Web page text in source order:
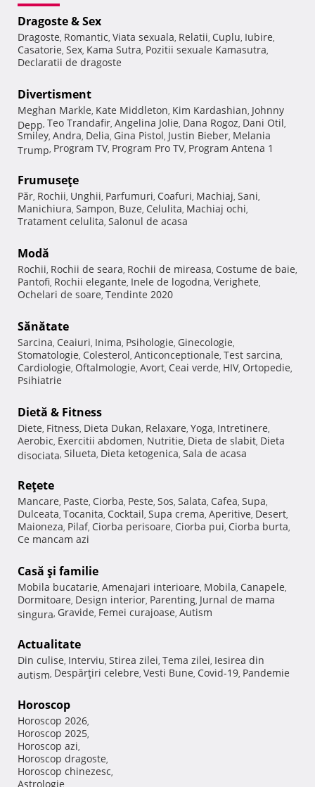
Dragoste & Sex
Dragoste, Romantic, Viata sexuala, Relatii, Cuplu, Iubire,
Casatorie, Sex, Kama Sutra, Pozitii sexuale Kamasutra,
Declaratii de dragoste
Divertisment
Meghan Markle, Kate Middleton, Kim Kardashian, Johnny
Depp, Teo Trandafir, Angelina Jolie, Dana Rogoz, Dani Otil,
Smiley, Andra, Delia, Gina Pistol, Justin Bieber, Melania
Trump, Program TV, Program Pro TV, Program Antena 1
Frumuseţe
Păr, Rochii, Unghii, Parfumuri, Coafuri, Machiaj, Sani,
Manichiura, Sampon, Buze, Celulita, Machiaj ochi,
Tratament celulita, Salonul de acasa
Modă
Rochii, Rochii de seara, Rochii de mireasa, Costume de baie,
Pantofi, Rochii elegante, Inele de logodna, Verighete,
Ochelari de soare, Tendinte 2020
Sănătate
Sarcina, Ceaiuri, Inima, Psihologie, Ginecologie,
Stomatologie, Colesterol, Anticonceptionale, Test sarcina,
Cardiologie, Oftalmologie, Avort, Ceai verde, HIV, Ortopedie,
Psihiatrie
Dietă & Fitness
Diete, Fitness, Dieta Dukan, Relaxare, Yoga, Intretinere,
Aerobic, Exercitii abdomen, Nutritie, Dieta de slabit, Dieta
disociata, Silueta, Dieta ketogenica, Sala de acasa
Reţete
Mancare, Paste, Ciorba, Peste, Sos, Salata, Cafea, Supa,
Dulceata, Tocanita, Cocktail, Supa crema, Aperitive, Desert,
Maioneza, Pilaf, Ciorba perisoare, Ciorba pui, Ciorba burta,
Ce mancam azi
Casă şi familie
Mobila bucatarie, Amenajari interioare, Mobila, Canapele,
Dormitoare, Design interior, Parenting, Jurnal de mama
singura, Gravide, Femei curajoase, Autism
Actualitate
Din culise, Interviu, Stirea zilei, Tema zilei, Iesirea din
autism, Despărţiri celebre, Vesti Bune, Covid-19, Pandemie
Horoscop
Horoscop 2026,
Horoscop 2025,
Horoscop azi,
Horoscop dragoste,
Horoscop chinezesc,
Astrologie